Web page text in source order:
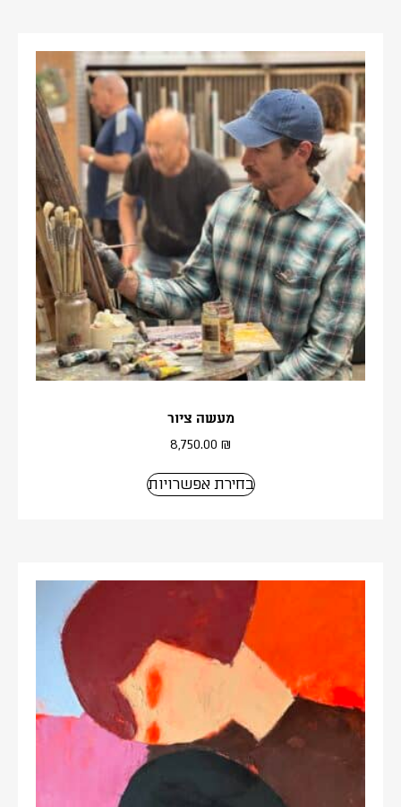
מעשה ציור
8,750.00 ₪
בחירת אפשרויות